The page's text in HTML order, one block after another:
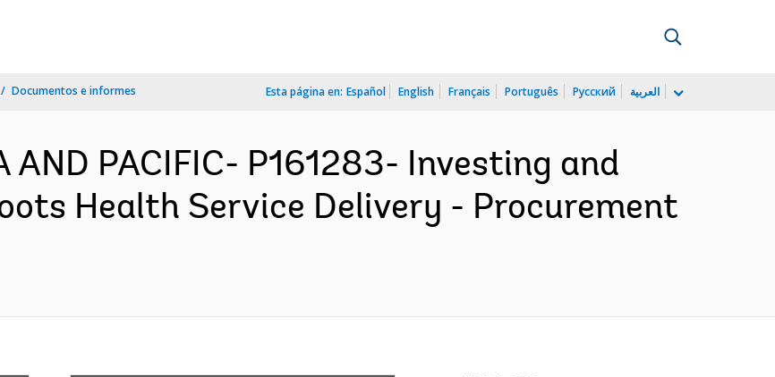
Documentos e informes Esta página en: Español English Français Português Русский العربية
AND PACIFIC- P161283- Investing and
Health Service Delivery - Procurement